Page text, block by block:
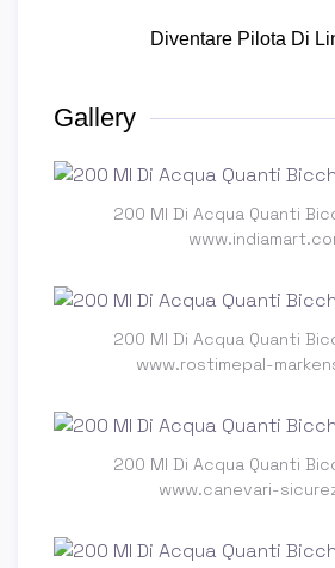
Diventare Pilota Di
Gallery
200 Ml Di Acqua Quanti
200 Ml Di Acqua Quanti
www.rostimepal-
200 Ml Di Acqua Quanti
www.canevari-